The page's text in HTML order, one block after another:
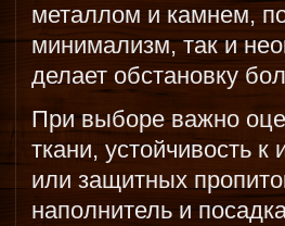
металлом и камнем,
минимализм, так и
делает обстановку
При выборе важно
ткани, устойчивость
или защитных
наполнитель и